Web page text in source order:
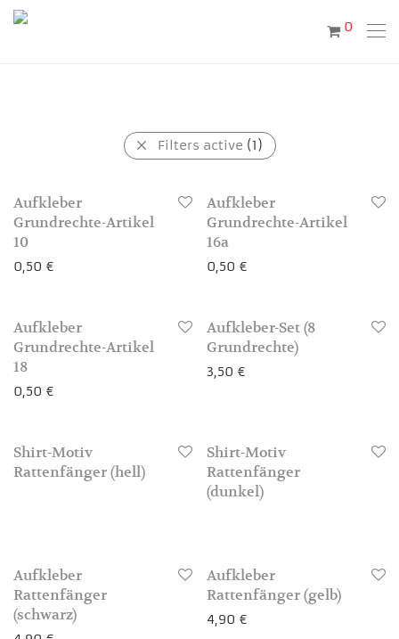
0
Filters active (1)
Aufkleber
Grundrechte-Artikel
10
0,50 €
3-4 Werktage
Aufkleber
Grundrechte-Artikel
16a
0,50 €
3-4 Werktage
Aufkleber
Grundrechte-Artikel
18
0,50 €
3-4 Werktage
Aufkleber-Set (8
Grundrechte)
3,50 €
Shirt-Motiv
Rattenfänger (hell)
Shirt-Motiv
Rattenfänger
(dunkel)
Aufkleber
Rattenfänger
(schwarz)
Aufkleber
Rattenfänger (gelb)
4,90 €